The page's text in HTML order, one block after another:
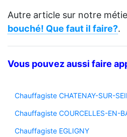
Autre article sur notre
bouché! Que faut il faire?.
Vous pouvez aussi faire
Chauffagiste CHATENAY-SUR-
Chauffagiste COURCELLES-EN-
Chauffagiste EGLIGNY